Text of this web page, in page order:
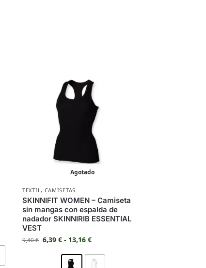
Agotado
TEXTIL, CAMISETAS
SKINNIFIT WOMEN – Camiseta
sin mangas con espalda de
nadador SKINNIRIB ESSENTIAL
VEST
9,40€ 6,39€ - 13,16€